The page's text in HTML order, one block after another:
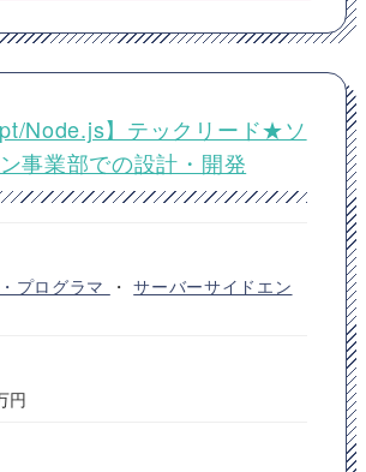
Node.js】テックリード★ソ
事業部での設計・開発
プログラマ ・サーバーサイドエン
円